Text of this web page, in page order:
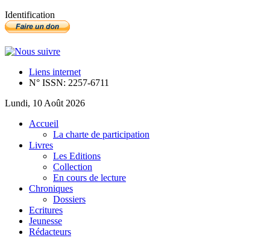
Identification
Liens internet
N° ISSN: 2257-6711
Lundi, 10 Août 2026
Accueil
La charte de participation
Livres
Les Editions
Collection
En cours de lecture
Chroniques
Dossiers
Ecritures
Jeunesse
Rédacteurs